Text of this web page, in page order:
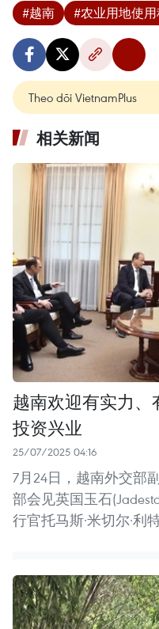
#越南 #农业用地使
Theo dõi VietnamPlus
相关新闻
越南欢迎有实力
投资兴业
25/07/2025 04:16
7月24日，越南外交部
部会见英国玉石
行官托马斯·米切尔·利